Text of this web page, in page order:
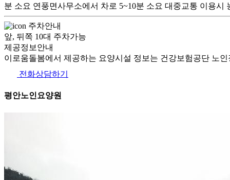
분 소요 연풍면사무소에서 차로 5~10분 소요 대중교통 이용
주차안내
앞, 뒤쪽 10대 주차가능
제공정보안내
이로움돌봄에서 제공하는 요양시설 정보는 건강보험공단 노
전화상담하기
평안노인요양원